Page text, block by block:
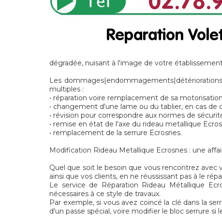
dégradée, nuisant à l'image de votre
Les
multiples :
• réparation voire remplacement de sa
• changement d'une lame ou du tablier, en cas de
• révision pour correspondre aux normes de
• remise en état de l'axe du rideau metallique
• remplacement de la serrure Ecrosnes.
Modification Rideau Metallique Ecrosnes : une
Quel que soit le besoin que vous rencontrez avec
ainsi que vos clients, en ne réussissant pas à le
Le service de Réparation Rideau Métallique
nécessaires à ce style de travaux.
Par exemple, si vous avez coincé la clé dans la
d'un passe spécial, voire modifier le bloc serrure